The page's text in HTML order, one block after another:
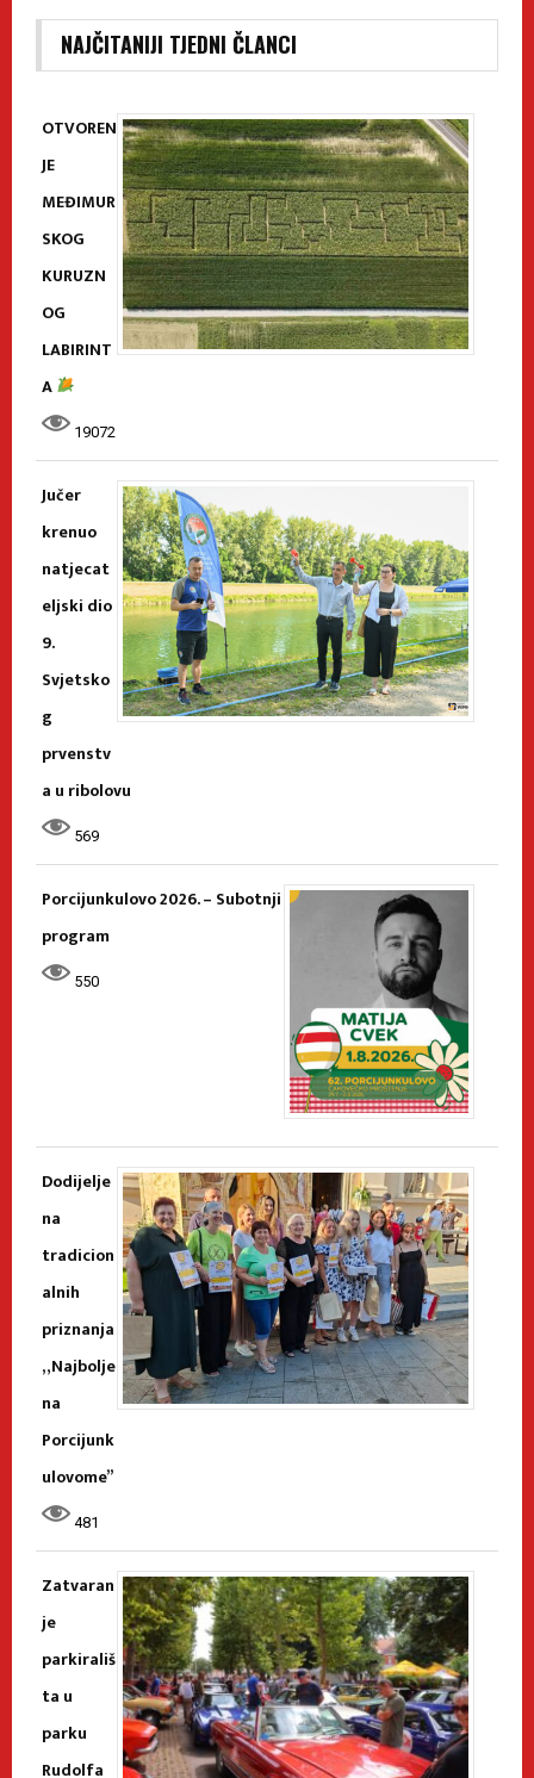
NAJČITANIJI TJEDNI ČLANCI
OTVOREN
JE
MEĐIMUR
SKOG
KURUZN
OG
LABIRINT
A
19072
Jučer
krenuo
natjecat
eljski dio
9.
Svjetsko
g
prvenstv
a u ribolovu
569
Porcijunkulovo 2026. – Subotnji
program
550
Dodijelje
na
tradicion
alnih
priznanja
„Najbolje
na
Porcijunk
ulovome”
481
Zatvaran
je
parkirališ
ta u
parku
Rudolfa